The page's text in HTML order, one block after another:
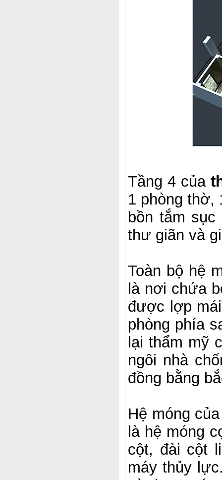
Tầng 4 của
1 phòng thờ,
bồn tắm
thư giãn và
Toàn bộ hệ
là nơi chứa
được lợp
phòng phía
lại thẩm mỹ
ngôi nhà
đồng bằng
Hệ móng
là hệ móng
cột, đài cột
máy thủy